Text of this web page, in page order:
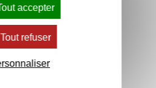
Les Méditations
accepter
Tout refuser